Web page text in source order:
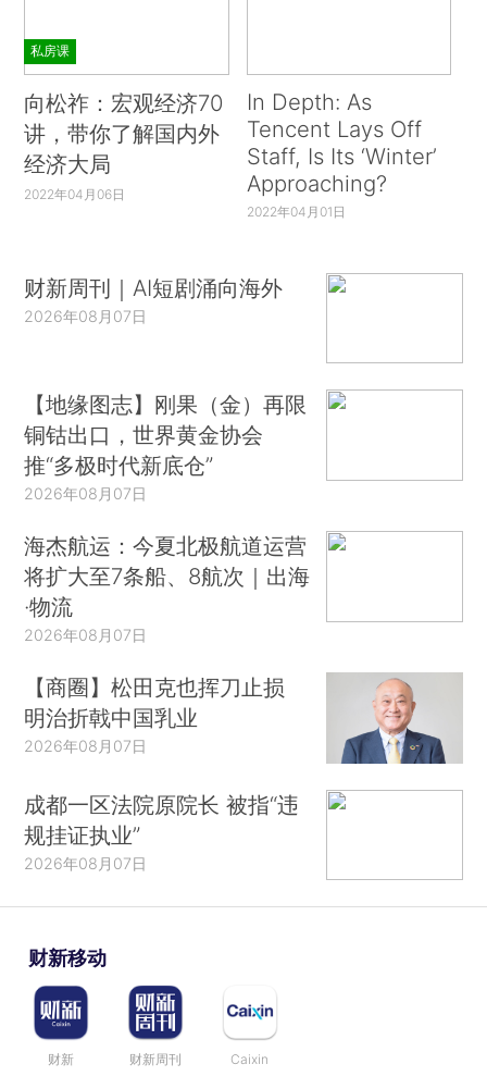
私房课
向松祚：宏观经济70
讲，带你了解国内外
经济大局
2022年04月06日
In Depth: As
Tencent Lays Off
Staff, Is Its ‘Winter’
Approaching?
2022年04月01日
财新周刊｜AI短剧涌向海外
2026年08月07日
【地缘图志】刚果（金）再限
铜钴出口，世界黄金协会
推“多极时代新底仓”
2026年08月07日
海杰航运：今夏北极航道运营
将扩大至7条船、8航次｜出海
·物流
2026年08月07日
【商圈】松田克也挥刀止损
明治折戟中国乳业
2026年08月07日
成都一区法院原院长 被指“违
规挂证执业”
2026年08月07日
财新移动
财新 财新周刊 Caixin